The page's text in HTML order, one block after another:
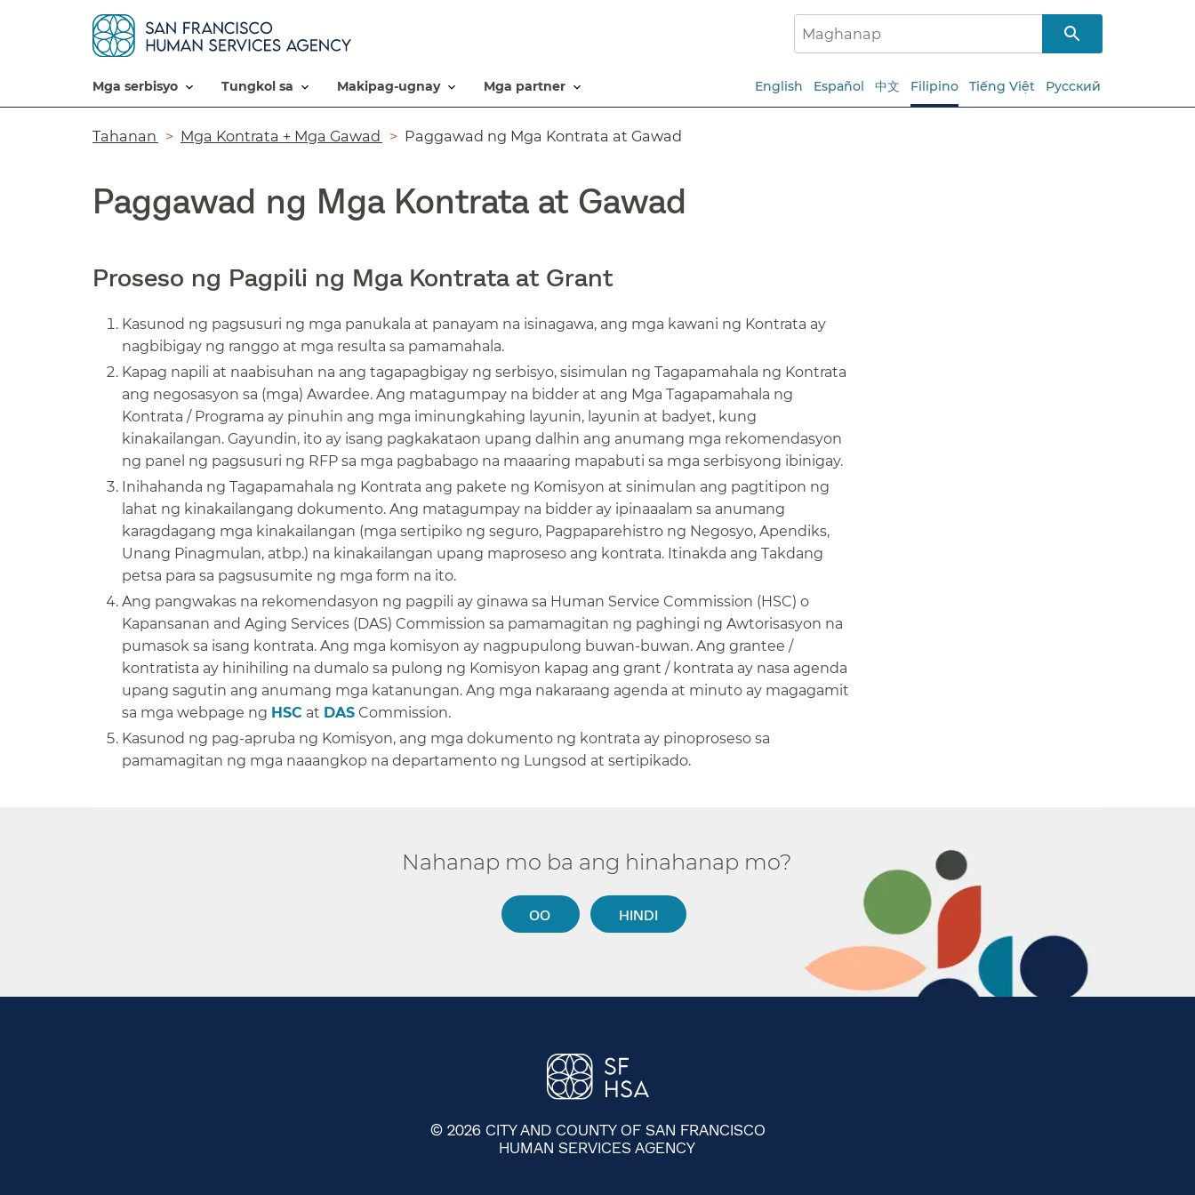
mga serbisyo​​ tungkol sa​​ makipag-ugnay​​ mga partner​​ English Español 中文 Filipino Tiếng Việt Русский
Breadcrumb​​
Tahanan​​ Mga Kontrata + Mga Gawad​​ Paggawad ng Mga Kontrata at Gawad​​
Paggawad ng Mga Kontrata at Gawad​​
Proseso ng Pagpili ng Mga Kontrata at Grant​​
Kasunod ng pagsusuri ng mga panukala at panayam na isinagawa, ang mga kawani ng Kontrata ay
nagbibigay ng ranggo at mga resulta sa pamamahala.​​
Kapag napili at naabisuhan na ang tagapagbigay ng serbisyo, sisimulan ng Tagapamahala ng Kontrata
ang negosasyon sa (mga) Awardee. Ang matagumpay na bidder at ang Mga Tagapamahala ng
Kontrata / Programa ay pinuhin ang mga iminungkahing layunin, layunin at badyet, kung
kinakailangan. Gayundin, ito ay isang pagkakataon upang dalhin ang anumang mga rekomendasyon
ng panel ng pagsusuri ng RFP sa mga pagbabago na maaaring mapabuti sa mga serbisyong ibinigay.​​
Inihahanda ng Tagapamahala ng Kontrata ang pakete ng Komisyon at sinimulan ang pagtitipon ng
lahat ng kinakailangang dokumento. Ang matagumpay na bidder ay ipinaaalam sa anumang
karagdagang mga kinakailangan (mga sertipiko ng seguro, Pagpaparehistro ng Negosyo, Apendiks,
Unang Pinagmulan, atbp.) na kinakailangan upang maproseso ang kontrata. Itinakda ang Takdang
petsa para sa pagsusumite ng mga form na ito.​​
Ang pangwakas na rekomendasyon ng pagpili ay ginawa sa Human Service Commission (HSC) o
Kapansanan and Aging Services (DAS) Commission sa pamamagitan ng paghingi ng Awtorisasyon na
pumasok sa isang kontrata. Ang mga komisyon ay nagpupulong buwan-buwan. Ang grantee /
kontratista ay hinihiling na dumalo sa pulong ng Komisyon kapag ang grant / kontrata ay nasa agenda
upang sagutin ang anumang mga katanungan. Ang mga nakaraang agenda at minuto ay magagamit
sa mga webpage ng HSC at DAS Commission.​​
Kasunod ng pag-apruba ng Komisyon, ang mga dokumento ng kontrata ay pinoproseso sa
pamamagitan ng mga naaangkop na departamento ng Lungsod at sertipikado.​​
Nahanap mo ba ang hinahanap mo?​​
OO​​ HINDI​​
© 2026 CITY AND COUNTY OF SAN FRANCISCO
HUMAN SERVICES AGENCY